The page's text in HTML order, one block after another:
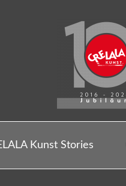
Kunst Stories